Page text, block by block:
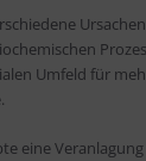
Umfeld für
eine Veranlagung